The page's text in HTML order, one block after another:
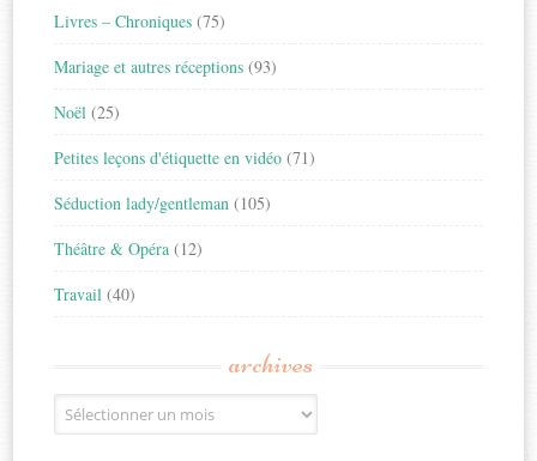
Livres – Chroniques (75)
Mariage et autres réceptions (93)
Noël (25)
Petites leçons d'étiquette en vidéo (71)
Séduction lady/gentleman (105)
Théâtre & Opéra (12)
Travail (40)
archives
Archives